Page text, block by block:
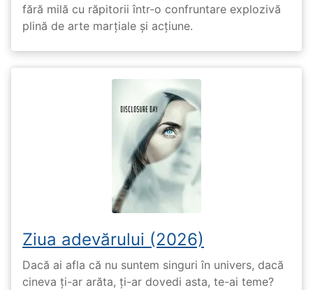
fără milă cu răpitorii într-o confruntare explozivă
plină de arte marțiale și acțiune.
Ziua adevărului (2026)
Dacă ai afla că nu suntem singuri în univers, dacă
cineva ți-ar arăta, ți-ar dovedi asta, te-ai teme?